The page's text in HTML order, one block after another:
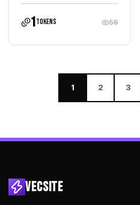
1tokens 56
1 2 3
VECSITE